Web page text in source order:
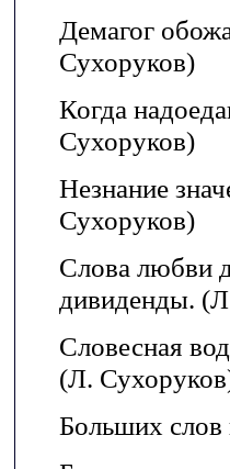
Демагог
Сухоруков)
Когда
Сухоруков)
Незнание
Сухоруков)
Слова любви
дивиденды.
Словесная
(Л.
Больших слов